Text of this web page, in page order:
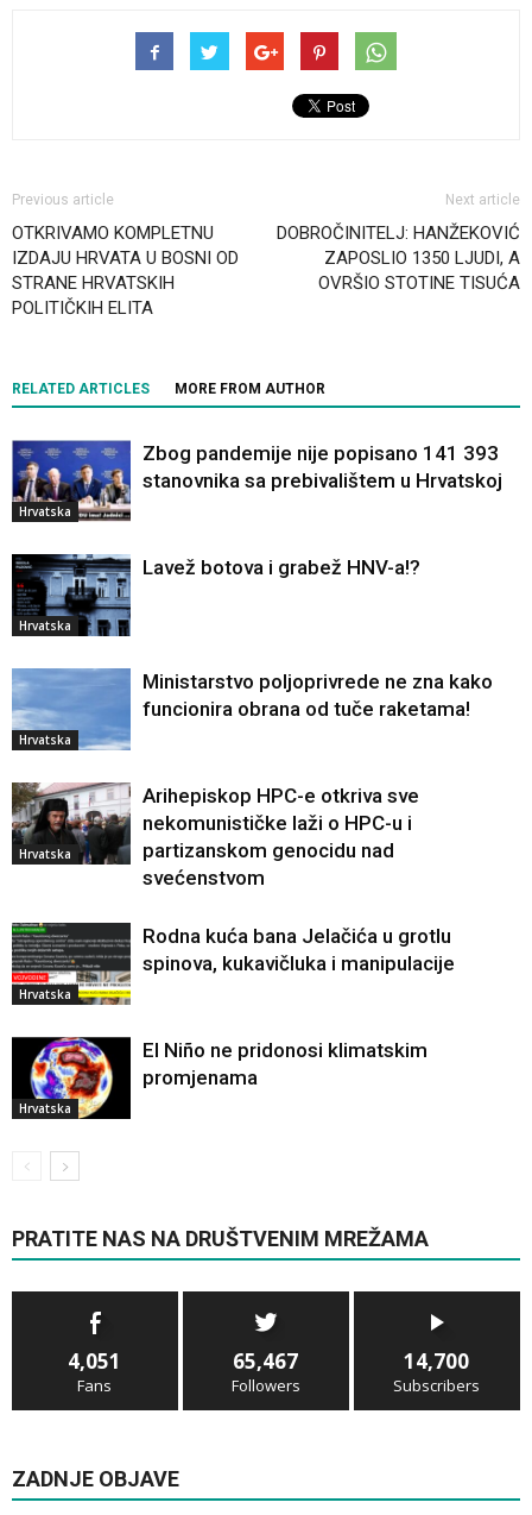
Previous article
OTKRIVAMO KOMPLETNU
IZDAJU HRVATA U BOSNI OD
STRANE HRVATSKIH
POLITIČKIH ELITA
Next article
DOBROČINITELJ: HANŽEKOVIĆ
ZAPOSLIO 1350 LJUDI, A
OVRŠIO STOTINE TISUĆA
RELATED ARTICLES MORE FROM AUTHOR
Hrvatska
Zbog pandemije nije popisano 141 393
stanovnika sa prebivalištem u Hrvatskoj
Hrvatska
Lavež botova i grabež HNV-a!?
Hrvatska
Ministarstvo poljoprivrede ne zna kako
funcionira obrana od tuče raketama!
Hrvatska
Arihepiskop HPC-e otkriva sve
nekomunističke laži o HPC-u i
partizanskom genocidu nad
svećenstvom
Hrvatska
Rodna kuća bana Jelačića u grotlu
spinova, kukavičluka i manipulacije
Hrvatska
El Niño ne pridonosi klimatskim
promjenama
PRATITE NAS NA DRUŠTVENIM MREŽAMA
4,051
Fans
65,467
Followers
14,700
Subscribers
ZADNJE OBJAVE